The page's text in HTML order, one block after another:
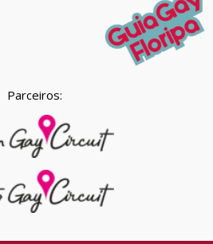
Parceiros: